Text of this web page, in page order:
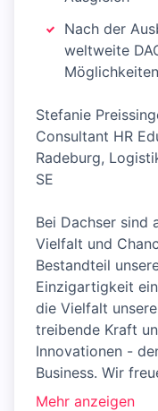
Nach der
weltweite
Möglichkeiten
Stefanie
Consultant HR
Radeburg,
SE
Bei Dachser sind
Vielfalt und
Bestandteil
Einzigartigkeit
die Vielfalt
treibende Kraft
Innovationen -
Business. Wir
Mehr anzeigen